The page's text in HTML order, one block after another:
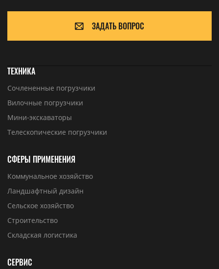
ЗАДАТЬ ВОПРОС
ТЕХНИКА
Сочлененные погрузчики
Вилочные погрузчики
Мини-экскаваторы
Телескопические погрузчики
СФЕРЫ ПРИМЕНЕНИЯ
Коммунальное хозяйство
Ландшафтный дизайн
Сельское хозяйство
Строительство
Складская логистика
СЕРВИС